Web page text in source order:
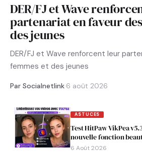
DER/FJ et Wave
partenariat en faveur
des jeunes
DER/FJ et Wave renforcent leur
femmes et des jeunes
Par Socialnetlink·6 août 2026
ASTUCES
Test HitPaw VikPea
nouvelle fonction
6 Août 2026